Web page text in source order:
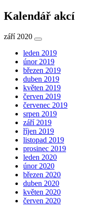
Kalendář akcí
září 2020
leden 2019
únor 2019
březen 2019
duben 2019
květen 2019
červen 2019
červenec 2019
srpen 2019
září 2019
říjen 2019
listopad 2019
prosinec 2019
leden 2020
únor 2020
březen 2020
duben 2020
květen 2020
červen 2020